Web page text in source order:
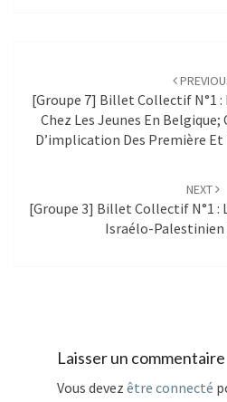
[Groupe 7] Billet Collectif N°1
Chez Les Jeunes En
D’implication Des Première
NEXT
[Groupe 3] Billet Collectif N°1
Israélo-Palestinien
Laisser un commentaire
Vous devez être connecté